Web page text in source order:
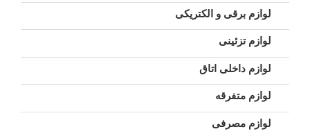
لوازم برقی و الکتریکی
لوازم تزئینی
لوازم داخلی اتاق
لوازم متفرقه
لوازم مصرفی